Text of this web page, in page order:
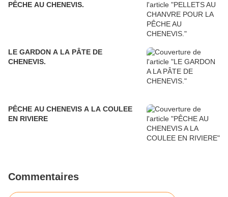
PÊCHE AU CHENEVIS.
LE GARDON A LA PÂTE DE
CHENEVIS.
PÊCHE AU CHENEVIS A LA COULEE
EN RIVIERE
Commentaires